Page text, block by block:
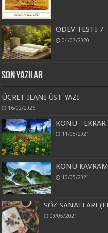
ÖDEV TESTİ 7
04/07/2020
Son Yazılar
ÜCRET İLANI ÜST YAZI
16/02/2026
KONU
11/05/2021
KONU
10/05/2021
SÖZ SANATLARI
09/05/2021